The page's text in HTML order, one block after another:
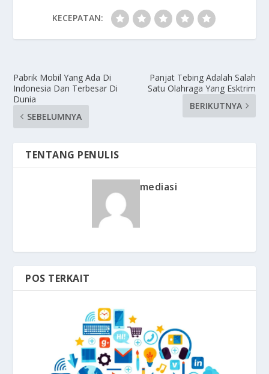
KECEPATAN:
Pabrik Mobil Yang Ada Di
Indonesia Dan Terbesar Di
Dunia
SEBELUMNYA
Panjat Tebing Adalah Salah
Satu Olahraga Yang Esktrim
BERIKUTNYA
TENTANG PENULIS
mediasi
POS TERKAIT